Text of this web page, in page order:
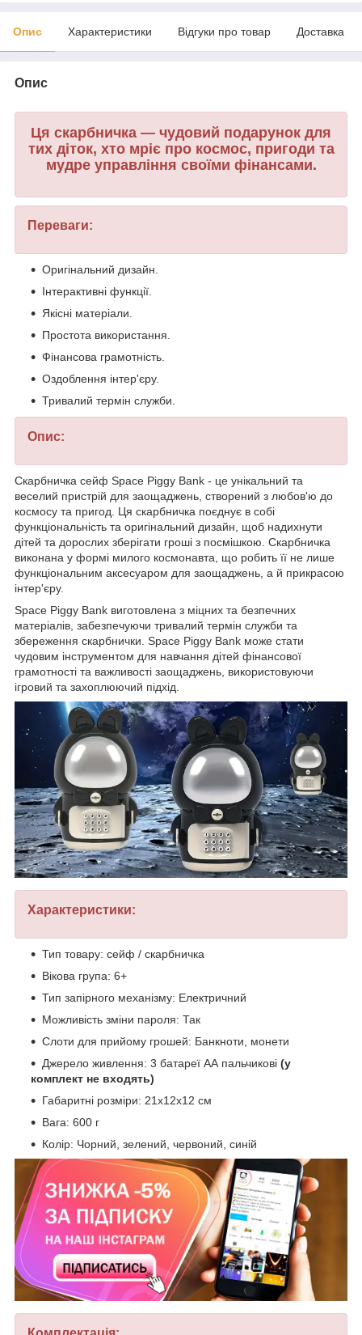
Опис Характеристики Відгуки про товар Доставка
Опис
Ця скарбничка — чудовий подарунок для
тих діток, хто мріє про космос, пригоди та
мудре управління своїми фінансами.
Переваги:
Оригінальний дизайн.
Інтерактивні функції.
Якісні матеріали.
Простота використання.
Фінансова грамотність.
Оздоблення інтер'єру.
Тривалий термін служби.
Опис:
Скарбничка сейф Space Piggy Bank - це унікальний та
веселий пристрій для заощаджень, створений з любов'ю до
космосу та пригод. Ця скарбничка поєднує в собі
функціональність та оригінальний дизайн, щоб надихнути
дітей та дорослих зберігати гроші з посмішкою. Скарбничка
виконана у формі милого космонавта, що робить її не лише
функціональним аксесуаром для заощаджень, а й прикрасою
інтер'єру.
Space Piggy Bank виготовлена з міцних та безпечних
матеріалів, забезпечуючи тривалий термін служби та
збереження скарбнички. Space Piggy Bank може стати
чудовим інструментом для навчання дітей фінансової
грамотності та важливості заощаджень, використовуючи
ігровий та захоплюючий підхід.
Характеристики:
Тип товару: сейф / скарбничка
Вікова група: 6+
Тип запірного механізму: Електричний
Можливість зміни пароля: Так
Слоти для прийому грошей: Банкноти, монети
Джерело живлення: 3 батареї АА пальчикові (у
комплект не входять)
Габаритні розміри: 21х12х12 см
Вага: 600 г
Колір: Чорний, зелений, червоний, синій